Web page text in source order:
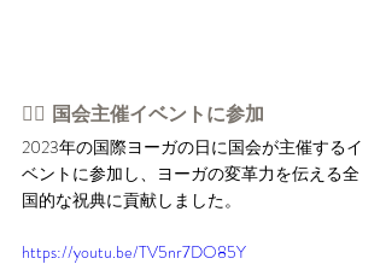
👉🏻 国会主催イベントに参加
2023年の国際ヨーガの日に国会が主催するイ
ベントに参加し、ヨーガの変革力を伝える全
国的な祝典に貢献しました。
https://youtu.be/TV5nr7DO85Y